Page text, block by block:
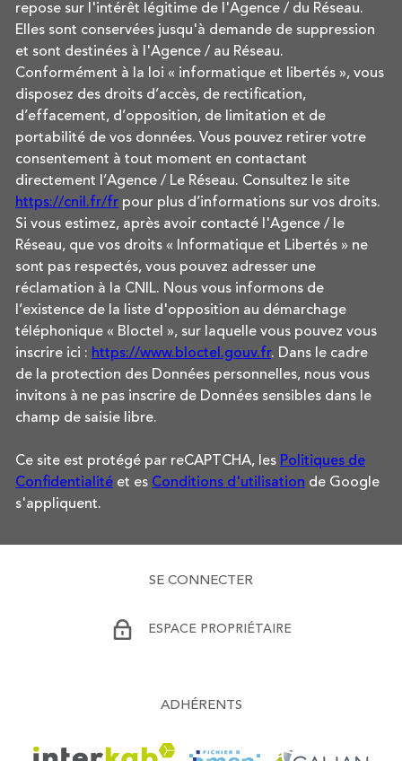
repose sur l'intérêt légitime de l'Agence / du Réseau.
Elles sont conservées jusqu'à demande de suppression
et sont destinées à l'Agence / au Réseau.
Conformément à la loi « informatique et libertés », vous
disposez des droits d’accès, de rectification,
d’effacement, d’opposition, de limitation et de
portabilité de vos données. Vous pouvez retirer votre
consentement à tout moment en contactant
directement l’Agence / Le Réseau. Consultez le site
https://cnil.fr/fr pour plus d’informations sur vos droits.
Si vous estimez, après avoir contacté l'Agence / le
Réseau, que vos droits « Informatique et Libertés » ne
sont pas respectés, vous pouvez adresser une
réclamation à la CNIL. Nous vous informons de
l’existence de la liste d'opposition au démarchage
téléphonique « Bloctel », sur laquelle vous pouvez vous
inscrire ici : https://www.bloctel.gouv.fr. Dans le cadre
de la protection des Données personnelles, nous vous
invitons à ne pas inscrire de Données sensibles dans le
champ de saisie libre.
Ce site est protégé par reCAPTCHA, les Politiques de
Confidentialité et es Conditions d'utilisation de Google
s'appliquent.
SE CONNECTER
ESPACE PROPRIÉTAIRE
ADHÉRENTS